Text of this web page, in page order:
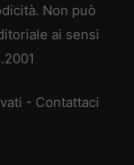
Non può
ai sensi
- Contattaci